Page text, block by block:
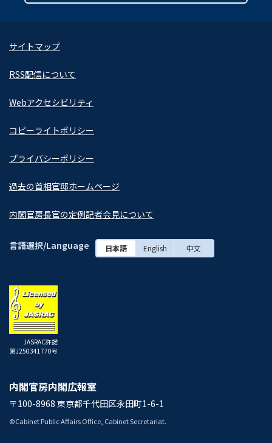
サイトマップ
RSS配信について
Webアクセシビリティ
コピーライトポリシー
プライバシーポリシー
過去の首相官邸ホームページ
内閣官房長官の定例記者会見について
言語選択/Language 日本語 English 中文
JASRAC許諾
第J250341770号
内閣官房内閣広報室
〒100-8968 東京都千代田区永田町1-6-1
©Cabinet Public Affairs Office, Cabinet Secretariat.